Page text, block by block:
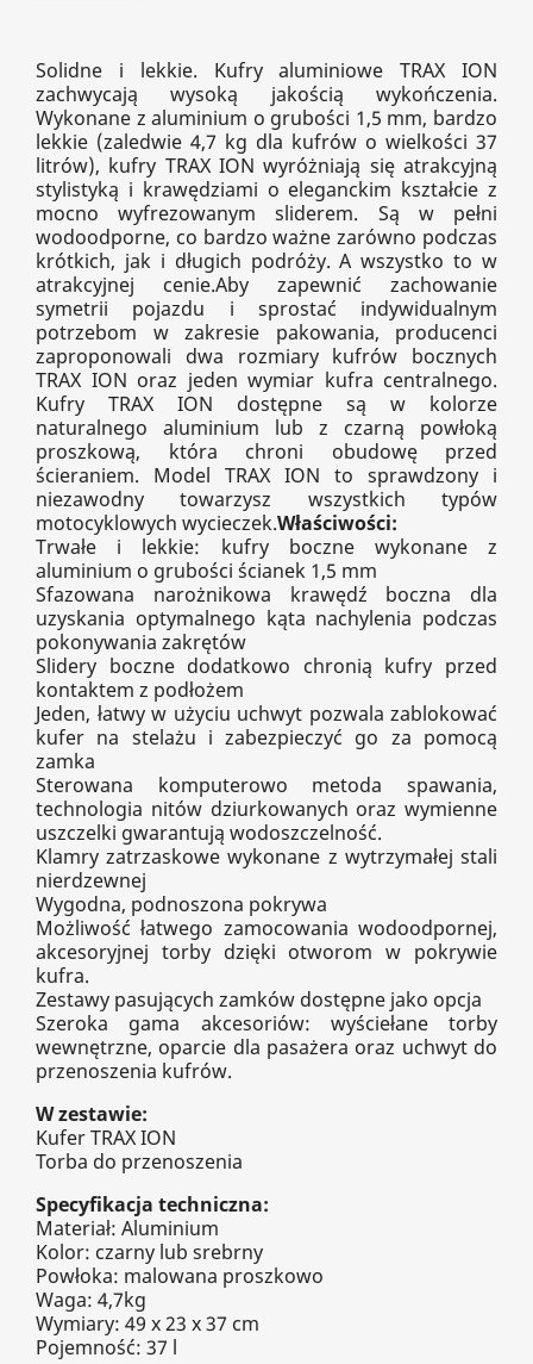
Solidne i lekkie. Kufry aluminiowe TRAX ION
zachwycają wysoką jakością wykończenia.
Wykonane z aluminium o grubości 1,5 mm, bardzo
lekkie (zaledwie 4,7 kg dla kufrów o wielkości 37
litrów), kufry TRAX ION wyróżniają się atrakcyjną
stylistyką i krawędziami o eleganckim kształcie z
mocno wyfrezowanym sliderem. Są w pełni
wodoodporne, co bardzo ważne zarówno podczas
krótkich, jak i długich podróży. A wszystko to w
atrakcyjnej cenie.Aby zapewnić zachowanie
symetrii pojazdu i sprostać indywidualnym
potrzebom w zakresie pakowania, producenci
zaproponowali dwa rozmiary kufrów bocznych
TRAX ION oraz jeden wymiar kufra centralnego.
Kufry TRAX ION dostępne są w kolorze
naturalnego aluminium lub z czarną powłoką
proszkową, która chroni obudowę przed
ścieraniem. Model TRAX ION to sprawdzony i
niezawodny towarzysz wszystkich typów
motocyklowych wycieczek.Właściwości:
Trwałe i lekkie: kufry boczne wykonane z
aluminium o grubości ścianek 1,5 mm
Sfazowana narożnikowa krawędź boczna dla
uzyskania optymalnego kąta nachylenia podczas
pokonywania zakrętów
Slidery boczne dodatkowo chronią kufry przed
kontaktem z podłożem
Jeden, łatwy w użyciu uchwyt pozwala zablokować
kufer na stelażu i zabezpieczyć go za pomocą
zamka
Sterowana komputerowo metoda spawania,
technologia nitów dziurkowanych oraz wymienne
uszczelki gwarantują wodoszczelność.
Klamry zatrzaskowe wykonane z wytrzymałej stali
nierdzewnej
Wygodna, podnoszona pokrywa
Możliwość łatwego zamocowania wodoodpornej,
akcesoryjnej torby dzięki otworom w pokrywie
kufra.
Zestawy pasujących zamków dostępne jako opcja
Szeroka gama akcesoriów: wyściełane torby
wewnętrzne, oparcie dla pasażera oraz uchwyt do
przenoszenia kufrów.
W zestawie:
Kufer TRAX ION
Torba do przenoszenia
Specyfikacja techniczna:
Materiał: Aluminium
Kolor: czarny lub srebrny
Powłoka: malowana proszkowo
Waga: 4,7kg
Wymiary: 49 x 23 x 37 cm
Pojemność: 37 l